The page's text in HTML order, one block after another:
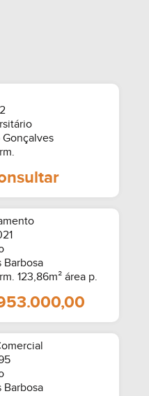
Barbosa
123,86m² área p.
Barbosa